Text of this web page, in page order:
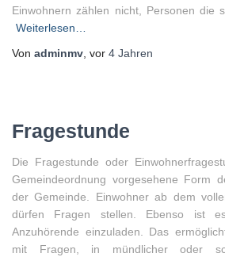
Einwohnern zählen nicht, Personen die
Weiterlesen…
Von adminmv , vor 4 Jahren
Fragestunde
Die Fragestunde oder
Gemeindeordnung vorgesehene Form
der Gemeinde. Einwohner ab dem
dürfen Fragen stellen. Ebenso ist
Anzuhörende einzuladen. Das
mit Fragen, in mündlicher oder